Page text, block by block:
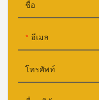
ชื่อ
อีเมล
โทรศัพท์